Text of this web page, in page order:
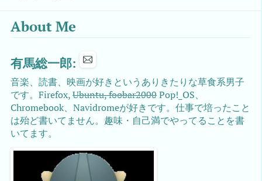
About Me
有馬総一郎:
音楽、読書、映画が好きというありきたりな草食系男子
です。Firefox,Ubuntu, foobar2000Pop!_OS、
Chromebook、Navidromeが好きです。仕事で培ったこと
は殆ど書いてません。趣味・自己満でやってることを書
いてます。